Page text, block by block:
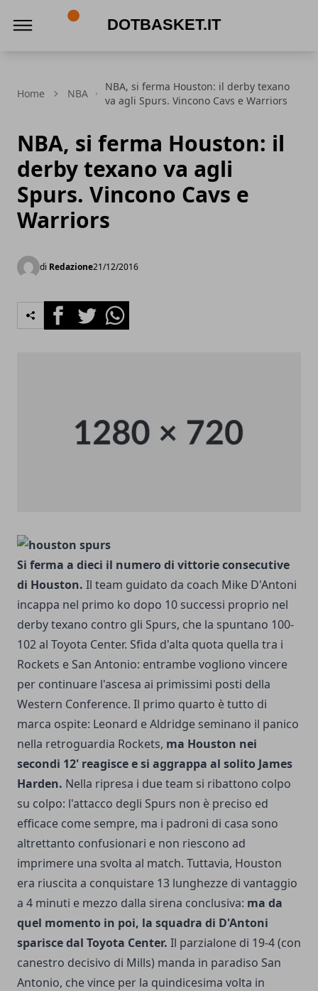
Home NBA
NBA, si ferma Houston: il derby texano
va agli Spurs. Vincono Cavs e Warriors
NBA, si ferma Houston: il
derby texano va agli
Spurs. Vincono Cavs e
Warriors
di Redazione21/12/2016
FacebookTwitterWhatsapp
Si ferma a dieci il numero di vittorie consecutive
di Houston. Il team guidato da coach Mike D'Antoni
incappa nel primo ko dopo 10 successi proprio nel
derby texano contro gli Spurs, che la spuntano 100-
102 al Toyota Center. Sfida d'alta quota quella tra i
Rockets e San Antonio: entrambe vogliono vincere
per continuare l'ascesa ai primissimi posti della
Western Conference. Il primo quarto è tutto di
marca ospite: Leonard e Aldridge seminano il panico
nella retroguardia Rockets, ma Houston nei
secondi 12' reagisce e si aggrappa al solito James
Harden. Nella ripresa i due team si ribattono colpo
su colpo: l'attacco degli Spurs non è preciso ed
efficace come sempre, ma i padroni di casa sono
altrettanto confusionari e non riescono ad
imprimere una svolta al match. Tuttavia, Houston
era riuscita a conquistare 13 lunghezze di vantaggio
a 4 minuti e mezzo dalla sirena conclusiva: ma da
quel momento in poi, la squadra di D'Antoni
sparisce dal Toyota Center. Il parzialone di 19-4 (con
canestro decisivo di Mills) manda in paradiso San
Antonio, che vince per la quindicesima volta in